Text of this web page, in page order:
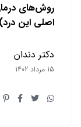
روش‌های
اصلی این درد)
دکتر دندان
15 مرداد 1402